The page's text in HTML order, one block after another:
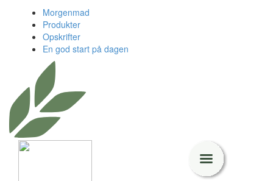
Morgenmad
Produkter
Opskrifter
En god start på dagen